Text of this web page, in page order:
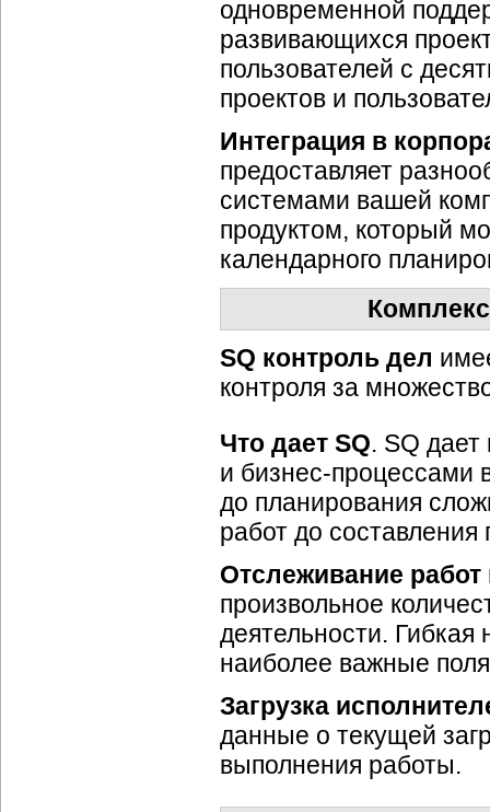
одновременной
развивающихся
пользователей с
проектов и
Интеграция в
предоставляет
системами вашей
продуктом, который
календарного
SQ контроль дел
контроля за
Что дает SQ. SQ
и бизнес-процессами
до планирования
работ до составления
Отслеживание работ
произвольное
деятельности. Гибкая
наиболее важные
Загрузка
данные о текущей
выполнения работы.